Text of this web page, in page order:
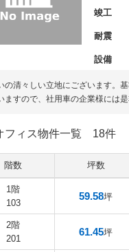
竣工
耐震
設備
の清々しい立地にございます。
ますので、社用車の企業様には
フィス物件一覧 18件
階数 坪数
1階
103
59.58坪
2階
201
61.45坪